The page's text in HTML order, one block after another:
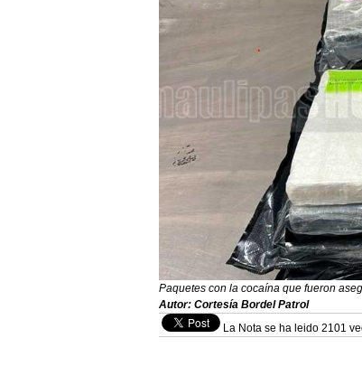
Paquetes con la cocaína que fueron
Autor: Cortesía Bordel Patrol
La Nota se ha leido 2101